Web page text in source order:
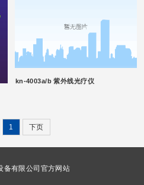
kn-4003a/b 紫外线光疗仪
1 下页
备有限公司官方网站